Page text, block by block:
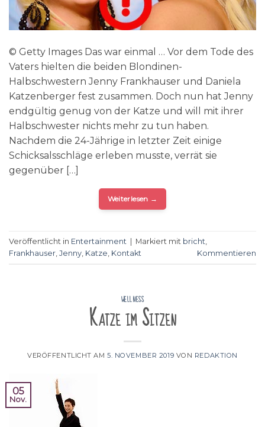
© Getty Images Das war einmal … Vor dem Tode des
Vaters hielten die beiden Blondinen-
Halbschwestern Jenny Frankhauser und Daniela
Katzenberger fest zusammen. Doch nun hat Jenny
endgültig genug von der Katze und will mit ihrer
Halbschwester nichts mehr zu tun haben.
Nachdem die 24-Jährige in letzter Zeit einige
Schicksalsschläge erleben musste, verrät sie
gegenüber […]
Weiterlesen →
Veröffentlicht in Entertainment Markiert mit bricht
Frankhauser Jenny Katze Kontakt Kommentieren
WELLNESS
Katze im Sitzen
VERÖFFENTLICHT AM5. NOVEMBER 2019 VON REDAKTION
05
Nov.